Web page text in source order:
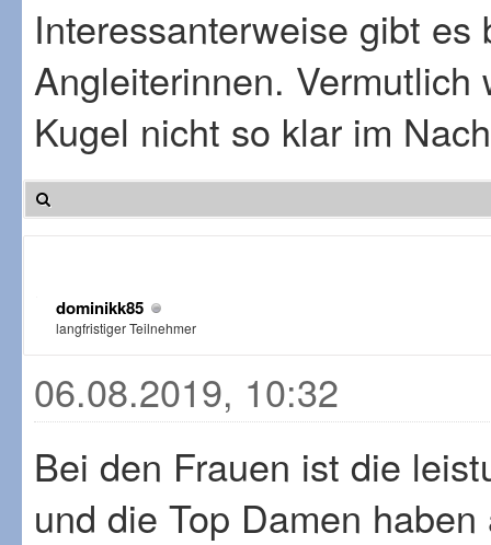
Interessanterweise gibt
Angleiterinnen.
Kugel nicht so klar im
dominikk85
langfristiger Teilnehmer
06.08.2019, 10:32
Bei den Frauen ist die
und die Top Damen